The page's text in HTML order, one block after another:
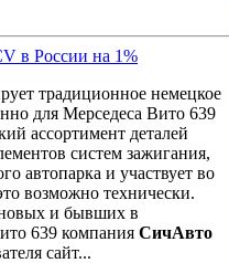
в России на 1%
традиционное немецкое
для Мерседеса Вито 639
ассортимент деталей
систем зажигания,
автопарка и участвует во
возможно технически.
и бывших в
639 компания СичАвто
сайт...